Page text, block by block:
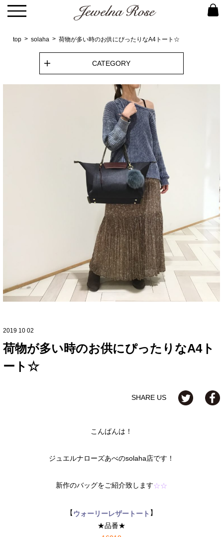
top solaha 荷物が多い時のお供にぴったりなA4トート☆
CATEGORY
2019 10 02
荷物が多い時のお供にぴったりなA4ト
ート☆
SHARE US
こんばんは！
ジュエルナローズあべのsolaha店です！
新作のバッグをご紹介致します☆☆
【ウォーリーレザートート 】
★品番★